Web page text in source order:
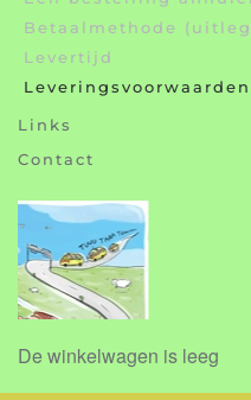
Betaalmethode
Levertijd
Leveringsvoorwaarden
Links
Contact
De winkelwagen is leeg